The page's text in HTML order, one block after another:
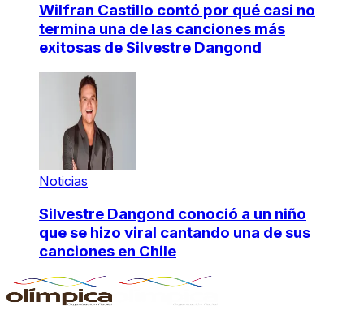
Wilfran Castillo contó por qué casi no
termina una de las canciones más
exitosas de Silvestre Dangond
Noticias
Silvestre Dangond conoció a un niño
que se hizo viral cantando una de sus
canciones en Chile